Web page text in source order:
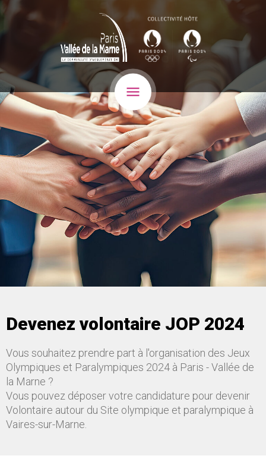
Devenez volontaire JOP 2024
Vous souhaitez prendre part à l'organisation des Jeux
Olympiques et Paralympiques 2024 à Paris - Vallée de
la Marne ?
Vous pouvez déposer votre candidature pour devenir
Volontaire autour du Site olympique et paralympique à
Vaires-sur-Marne.